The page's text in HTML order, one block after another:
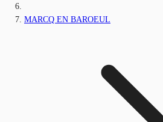
MARCQ EN BAROEUL